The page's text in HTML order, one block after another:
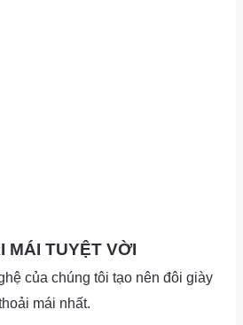
MÁI TUYỆT VỜI
của chúng tôi tạo nên đôi giày
mái nhất.